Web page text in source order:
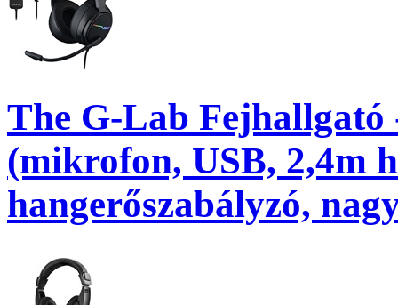
The G-Lab
(mikrofon, USB, 2,4m
hangerőszabályzó,